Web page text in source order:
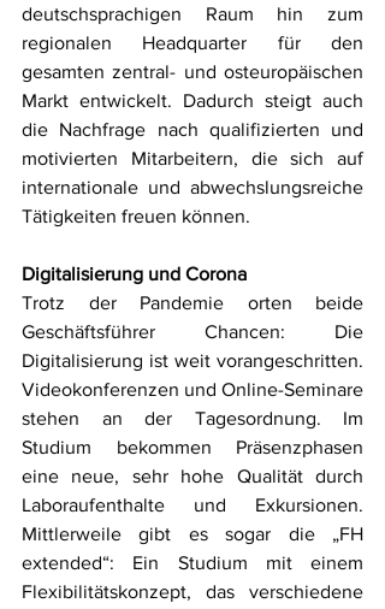
deutschsprachigen Raum hin zum
regionalen Headquarter für den
gesamten zentral- und osteuropäischen
Markt entwickelt. Dadurch steigt auch
die Nachfrage nach qualifizierten und
motivierten Mitarbeitern, die sich auf
internationale und abwechslungsreiche
Tätigkeiten freuen können.
Digitalisierung und Corona
Trotz der Pandemie orten beide
Geschäftsführer Chancen: Die
Digitalisierung ist weit vorangeschritten.
Videokonferenzen und Online-Seminare
stehen an der Tagesordnung. Im
Studium bekommen Präsenzphasen
eine neue, sehr hohe Qualität durch
Laboraufenthalte und Exkursionen.
Mittlerweile gibt es sogar die „FH
extended“: Ein Studium mit einem
Flexibilitätskonzept, das verschiedene